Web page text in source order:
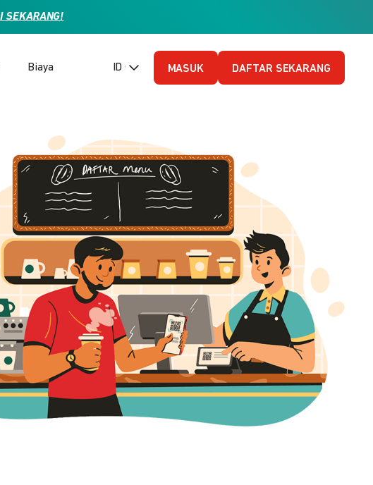
SEKARANG!
Biaya ID (Bahasa Indonesia)
MASUK DAFTAR SEKARANG